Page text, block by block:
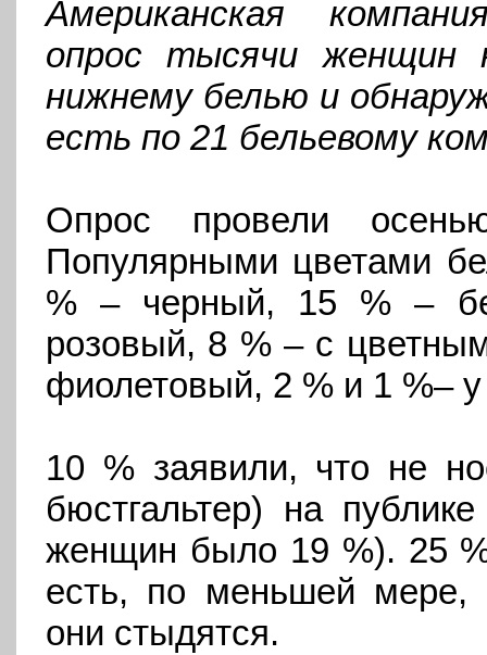
Американская
опрос тысячи женщин
нижнему белью и
есть по 21 бельевому
Опрос провели
Популярными цветами
% – черный, 15 % –
розовый, 8 % – с
фиолетовый, 2 % и 1 %– у
10 % заявили, что не
бюстгальтер) на
женщин было 19 %). 25
есть, по меньшей мере,
они стыдятся.